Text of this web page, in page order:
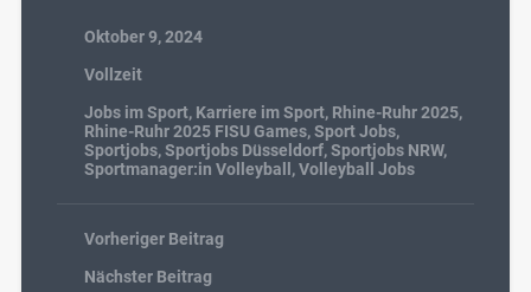
Oktober 9, 2024
Vollzeit
Jobs im Sport, Karriere im Sport, Rhine-Ruhr 2025,
Rhine-Ruhr 2025 FISU Games,Sport Jobs,
Sportjobs,Sportjobs Düsseldorf,Sportjobs NRW,
Sportmanager:in Volleyball ,Volleyball Jobs
Vorheriger Beitrag
Nächster Beitrag